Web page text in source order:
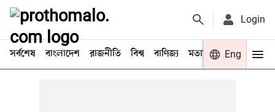
Login
সর্বশেষ বাংলাদেশ রাজনীতি বিশ্ব বাণিজ্য মতামত খেলা
Eng